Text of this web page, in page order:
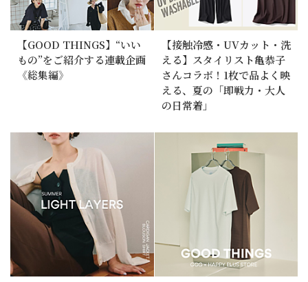
【GOOD THINGS】“いい
もの”をご紹介する連載企画
《総集編》
【接触冷感・UVカット・洗
える】スタイリスト亀恭子
さんコラボ！1枚で品よく映
える、夏の「即戦力・大人
の日常着」